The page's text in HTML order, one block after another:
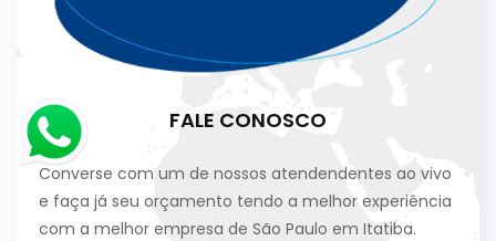
FALE CONOSCO
Converse com um de nossos atendendentes ao vivo
e faça já seu orçamento tendo a melhor experiência
com a melhor empresa de São Paulo em Itatiba.